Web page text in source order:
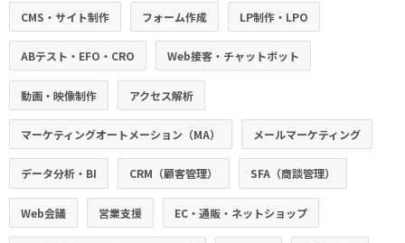
CMS・サイト制作 フォーム作成 LP制作・LPO
ABテスト・EFO・CRO Web接客・チャットボット
動画・映像制作 アクセス解析
マーケティングオートメーション（MA） メールマーケティング
データ分析・BI CRM（顧客管理） SFA（商談管理）
Web会議 営業支援 EC・通販・ネットショップ